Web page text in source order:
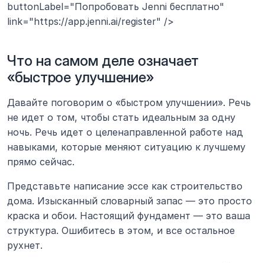
buttonLabel="Попробовать Jenni бесплатно"
link="https://app.jenni.ai/register" />
Что на самом деле означает
«быстрое улучшение»
Давайте поговорим о «быстром улучшении». Речь
не идет о том, чтобы стать идеальным за одну
ночь. Речь идет о целенаправленной работе над
навыками, которые меняют ситуацию к лучшему
прямо сейчас.
Представьте написание эссе как строительство
дома. Изысканный словарный запас — это просто
краска и обои. Настоящий фундамент — это ваша
структура. Ошибитесь в этом, и все остальное
рухнет.